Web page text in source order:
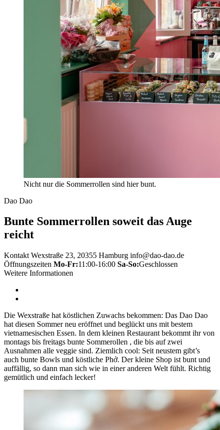
Nicht nur die Sommerrollen sind hier bunt.
Dao Dao
Bunte Sommerrollen soweit das Auge
reicht
Kontakt Wexstraße 23, 20355 Hamburg info@dao-dao.de
Öffnungszeiten Mo-Fr:11:00-16:00 Sa-So:Geschlossen
Weitere Informationen
Die Wexstraße hat köstlichen Zuwachs bekommen: Das Dao Dao
hat diesen Sommer neu eröffnet und beglückt uns mit bestem
vietnamesischen Essen. In dem kleinen Restaurant bekommt ihr von
montags bis freitags bunte Sommerollen , die bis auf zwei
Ausnahmen alle veggie sind. Ziemlich cool: Seit neustem gibt’s
auch bunte Bowls und köstliche Phở. Der kleine Shop ist bunt und
auffällig, so dann man sich wie in einer anderen Welt fühlt. Richtig
gemütlich und einfach lecker!